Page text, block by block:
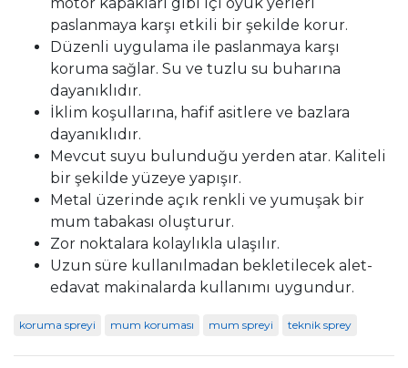
paslanmaya karşı etkili bir şekilde korur.
Düzenli uygulama ile paslanmaya karşı
koruma sağlar. Su ve tuzlu su buharına
dayanıklıdır.
İklim koşullarına, hafif asitlere ve bazlara
dayanıklıdır.
Mevcut suyu bulunduğu yerden atar. Kaliteli
bir şekilde yüzeye yapışır.
Metal üzerinde açık renkli ve yumuşak bir
mum tabakası oluşturur.
Zor noktalara kolaylıkla ulaşılır.
Uzun süre kullanılmadan bekletilecek alet-
edavat makinalarda kullanımı uygundur.
koruma spreyi mum koruması mum spreyi teknik sprey